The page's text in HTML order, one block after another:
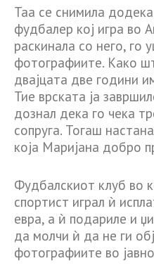
Таа се снимила
фудбалер кој игра во
раскинала со него, го
фотографиите. Како
двајцата две години
Тие врската ја
дознал дека го чека
сопруга. Тогаш
која Маријана добро
Фудбалскиот клуб во
спортист играл ѝ
евра, а ѝ подариле и
да молчи ѝ да не ги
фотографиите во